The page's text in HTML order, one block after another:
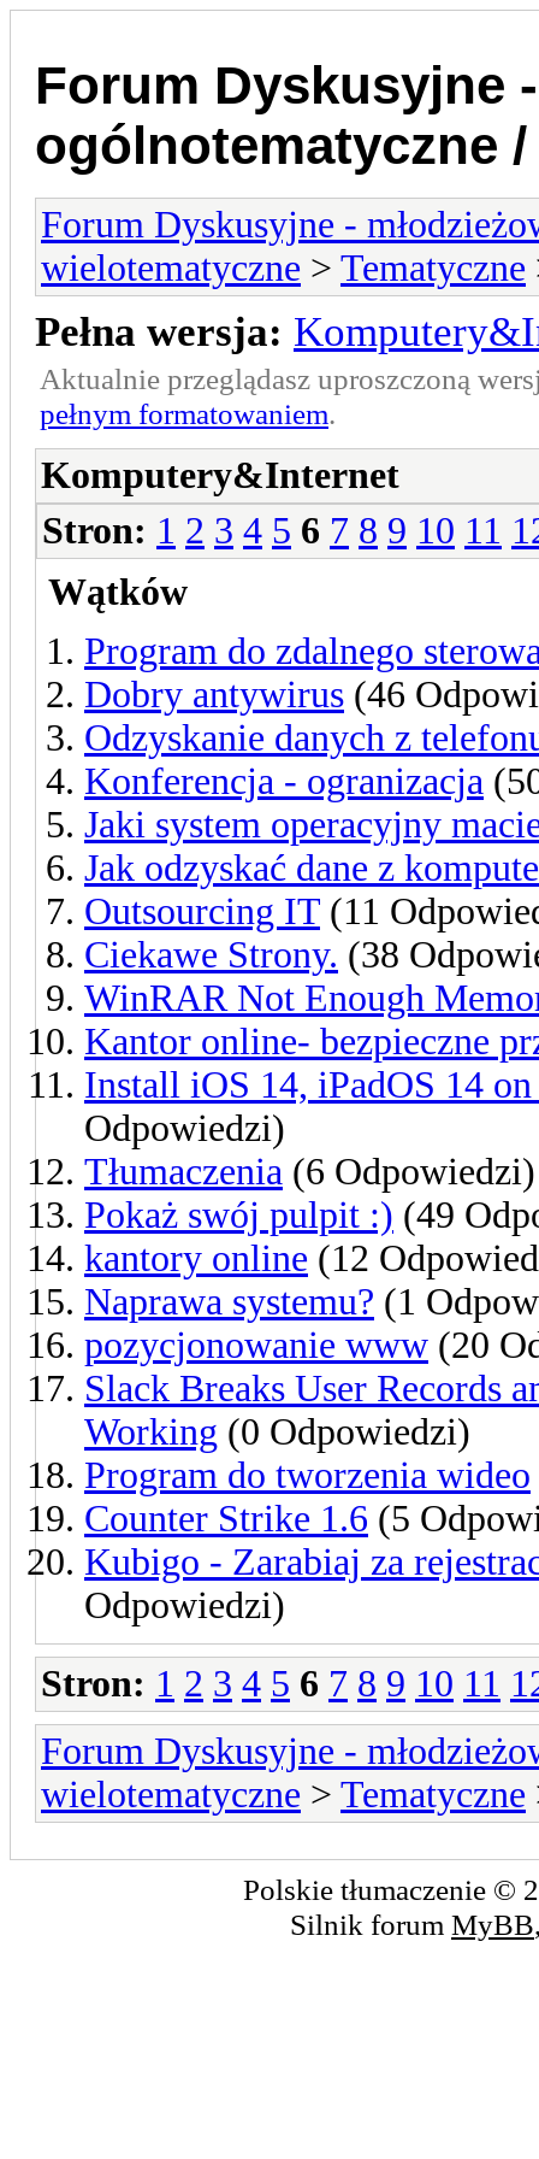
Forum Dyskusyjne
ogólnotematyczne
Forum Dyskusyjne -
wielotematyczne > Tematyczne
Pełna wersja:
Aktualnie przeglądasz uproszczoną
pełnym formatowaniem.
Komputery&Internet
Stron: 1 2 3 4 5 6 7 8 9 10 11
Wątków
Program do zdalnego
Dobry antywirus (46
Odzyskanie danych z
Konferencja - ogranizacja
Jaki system operacyjny
Jak odzyskać dane z
Outsourcing IT (11
Ciekawe Strony. (38
WinRAR Not Enough
Kantor online- bezpieczne
Install iOS 14, iPadOS 14
Odpowiedzi)
Tłumaczenia (6 Odpowiedzi)
Pokaż swój pulpit :) (49
kantory online (12
Naprawa systemu? (1
pozycjonowanie www (20
Slack Breaks User Records
Working (0 Odpowiedzi)
Program do tworzenia wideo
Counter Strike 1.6 (5
Kubigo - Zarabiaj za
Odpowiedzi)
Stron: 1 2 3 4 5 6 7 8 9 10 11
Forum Dyskusyjne -
wielotematyczne > Tematyczne
Polskie tłumaczenie ©
Silnik forum MyBB